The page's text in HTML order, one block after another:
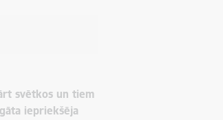
svētkos un tiem
iepriekšēja